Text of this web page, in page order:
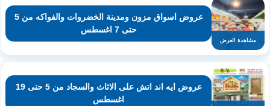
مشاهدة العرض
عروض اسواق مزون ومدينة الخضروات والفواكه من 5
حتى 7 اغسطس
عروض ايه اند اتش على الاثاث والسجاد من 5 حتى 19
اغسطس